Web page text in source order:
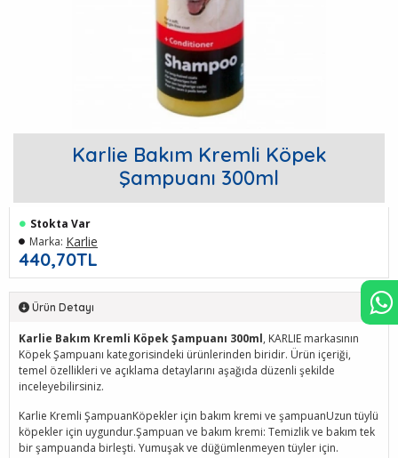
Karlie Bakım Kremli Köpek
Şampuanı 300ml
440,70TL
Stokta Var
Marka: Karlie
Ürün Detayı
Karlie Bakım Kremli Köpek Şampuanı 300ml, KARLIE markasının
Köpek Şampuanı kategorisindeki ürünlerinden biridir. Ürün içeriği,
temel özellikleri ve açıklama detaylarını aşağıda düzenli şekilde
inceleyebilirsiniz.
Karlie Kremli ŞampuanKöpekler için bakım kremi ve şampuanUzun tüylü
köpekler için uygundur.Şampuan ve bakım kremi: Temizlik ve bakım tek
bir şampuanda birleşti. Yumuşak ve düğümlenmeyen tüyler için.